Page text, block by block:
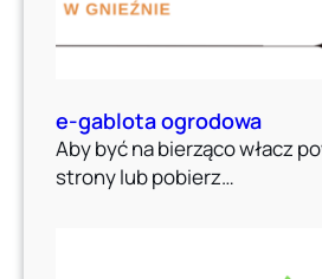
e-gablota ogrodowa
Aby być na bierząco włacz
strony lub pobierz…